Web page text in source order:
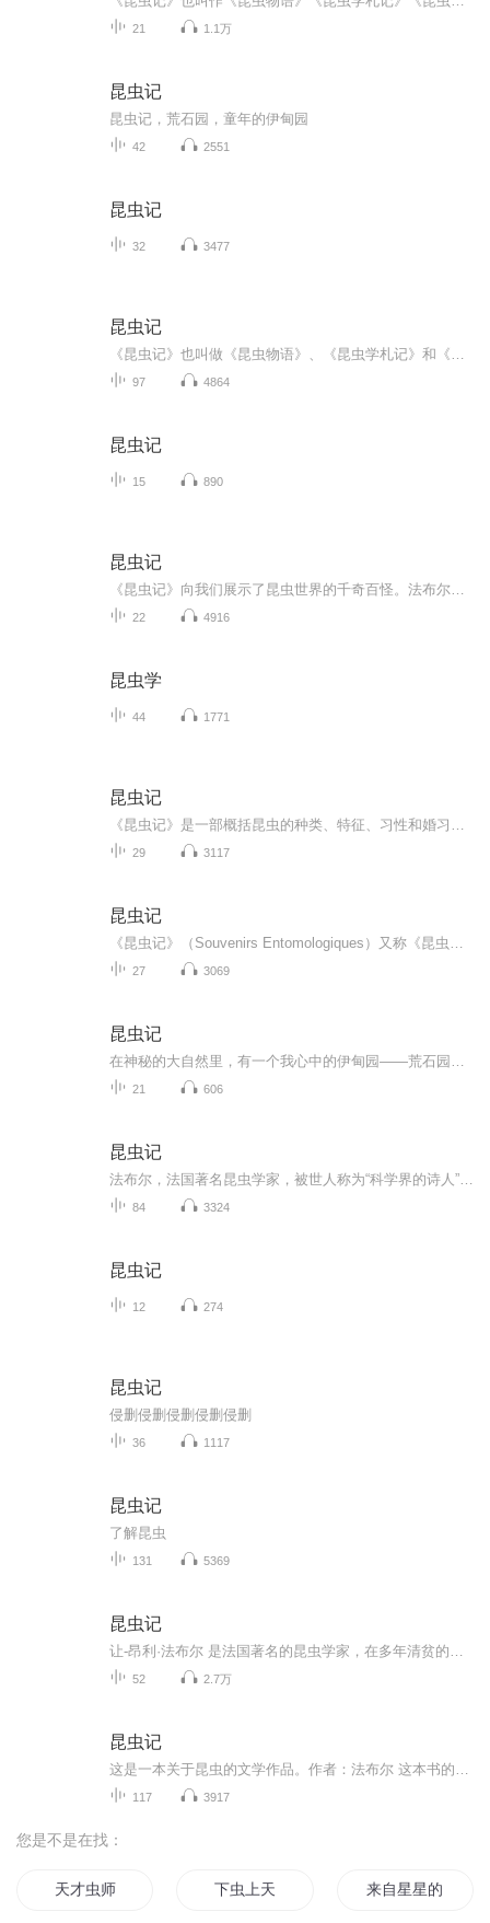
21 1.1万
昆虫记
昆虫记，荒石园，童年的伊甸园
42 2551
昆虫记
32 3477
昆虫记
97 4864
昆虫记
15 890
昆虫记
22 4916
昆虫学
44 1771
昆虫记
29 3117
昆虫记
27 3069
昆虫记
21 606
昆虫记
84 3324
昆虫记
12 274
昆虫记
侵删侵删侵删侵删侵删
36 1117
昆虫记
了解昆虫
131 5369
昆虫记
52 2.7万
昆虫记
117 3917
您是不是在找：
天才虫师 下虫上天 来自星星的一只虫